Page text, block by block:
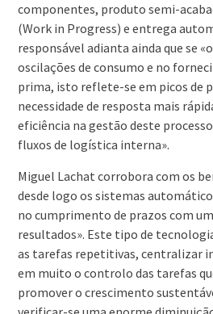
componentes, produto semi-
(Work in Progress) e entrega
responsável adianta ainda que se
oscilações de consumo e no
prima, isto reflete-se em picos de
necessidade de resposta mais
eficiência na gestão deste
fluxos de logística interna».
Miguel Lachat corrobora com os
desde logo os sistemas
no cumprimento de prazos com
resultados». Este tipo de
as tarefas repetitivas, centralizar
em muito o controlo das tarefas
promover o crescimento